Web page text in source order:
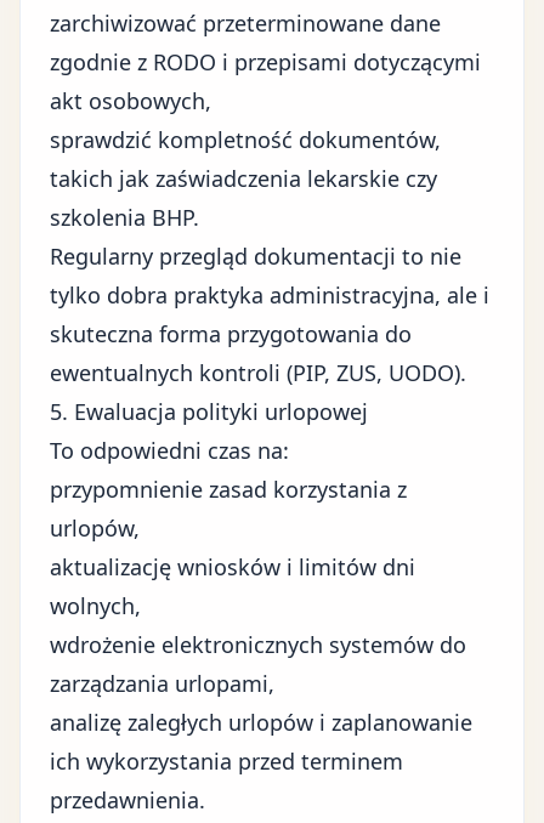
zarchiwizować przeterminowane dane
zgodnie z RODO i przepisami dotyczącymi
akt osobowych,
sprawdzić kompletność dokumentów,
takich jak zaświadczenia lekarskie czy
szkolenia BHP.
Regularny przegląd dokumentacji to nie
tylko dobra praktyka administracyjna, ale i
skuteczna forma przygotowania do
ewentualnych kontroli (PIP, ZUS, UODO).
5. Ewaluacja polityki urlopowej
To odpowiedni czas na:
przypomnienie zasad korzystania z
urlopów,
aktualizację wniosków i limitów dni
wolnych,
wdrożenie elektronicznych systemów do
zarządzania urlopami,
analizę zaległych urlopów i zaplanowanie
ich wykorzystania przed terminem
przedawnienia.